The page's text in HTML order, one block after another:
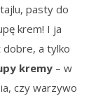
pasty do
krem! I ja
dobre, a tylko
kremy – w
czy warzywo